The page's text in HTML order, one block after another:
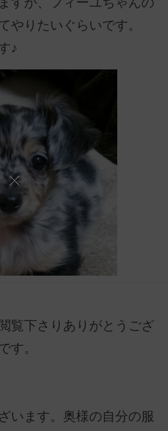
やりたいぐらいです。
♪
覧下さりありがとうござ
す。
います。奥様の自分の服